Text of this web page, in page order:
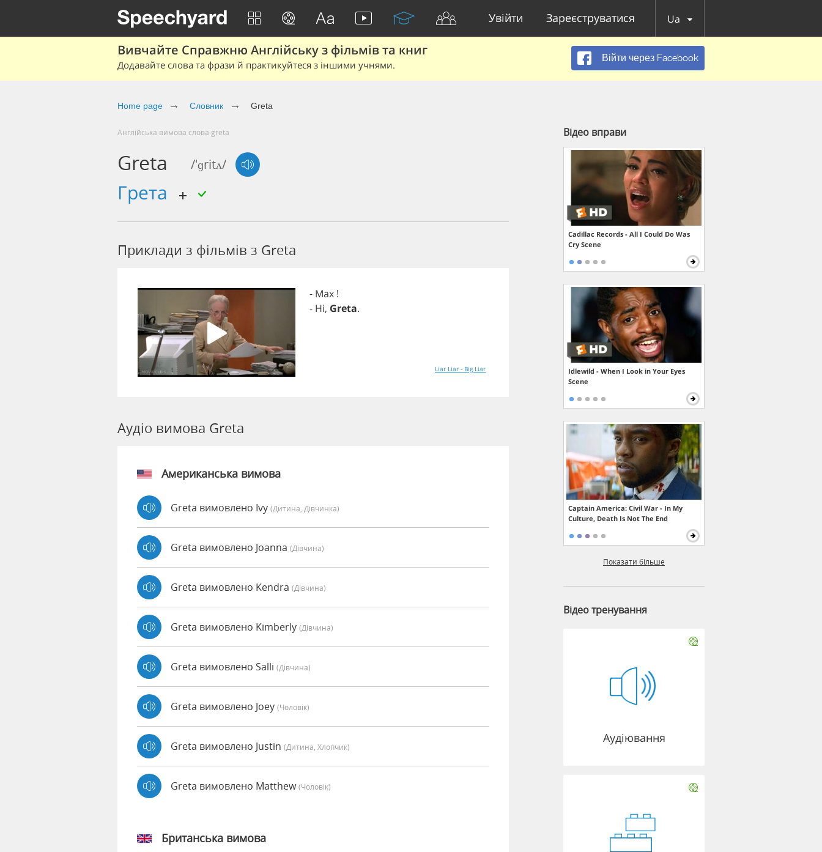
Увійти Зареєструватися Ua
Вивчайте Справжню Англійську з фільмів та книг
Додавайте слова та фрази й практикуйтеся з іншими учнями.
Війти через Facebook
Home page Cловник Greta
Англійська вимова слова greta
Greta /'ɡritʌ/
Грета
Приклади з фільмів з Greta
- Max !
- Hi, Greta.
Liar Liar - Big Liar
Аудіо вимова Greta
Американська вимова
Greta вимовлено Ivy (дитина, Дівчинка)
Greta вимовлено Joanna (дівчина)
Greta вимовлено Kendra (дівчина)
Greta вимовлено Kimberly (дівчина)
Greta вимовлено Salli (дівчина)
Greta вимовлено Joey (чоловік)
Greta вимовлено Justin (дитина, Хлопчик)
Greta вимовлено Matthew(чоловік)
Британська вимова
Відео вправи
Cadillac Records - All I Could Do Was
Cry Scene
Idlewild - When I Look in Your Eyes
Scene
Captain America: Civil War - In My
Culture, Death Is Not The End
Показати більше
Відео тренування
Аудіювання